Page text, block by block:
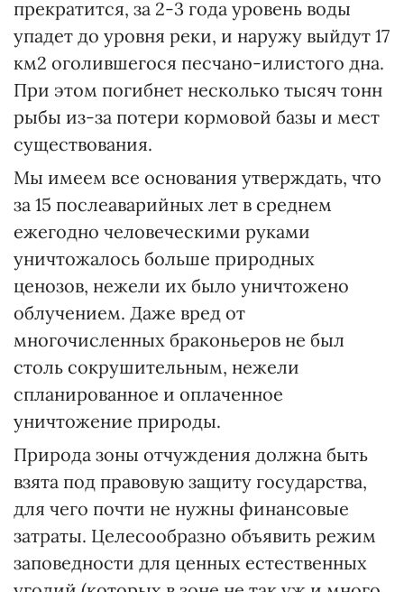
прекратится, за 2-3 года уровень воды
упадет до уровня реки, и наружу выйдут 17
км2 оголившегося песчано-илистого дна.
При этом погибнет несколько тысяч тонн
рыбы из-за потери кормовой базы и мест
существования.
Мы имеем все основания утверждать, что
за 15 послеаварийных лет в среднем
ежегодно человеческими руками
уничтожалось больше природных
ценозов, нежели их было уничтожено
облучением. Даже вред от
многочисленных браконьеров не был
столь сокрушительным, нежели
спланированное и оплаченное
уничтожение природы.
Природа зоны отчуждения должна быть
взята под правовую защиту государства,
для чего почти не нужны финансовые
затраты. Целесообразно объявить режим
заповедности для ценных естественных